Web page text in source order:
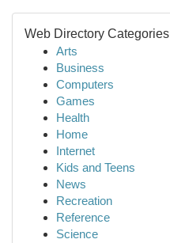
Web Directory Categories
Arts
Business
Computers
Games
Health
Home
Internet
Kids and Teens
News
Recreation
Reference
Science